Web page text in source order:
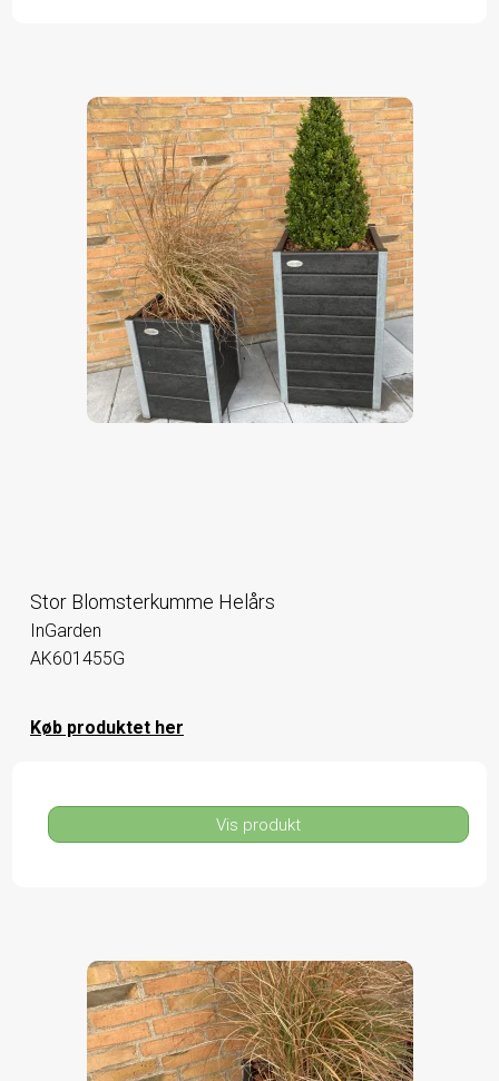
Stor Blomsterkumme Helårs
InGarden
AK601455G
Køb produktet her
Vis produkt